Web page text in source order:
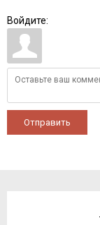
Войдите:
Отправить